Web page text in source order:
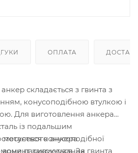
ОПЛАТА
складається з гвинта з
конусоподібною втулкою і
Для виготовлення анкера
із подальшим
конусоподібної
вони пасивуються. За
анкера
момент закручування гвинта